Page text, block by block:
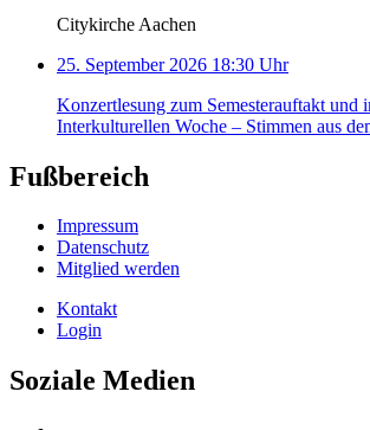
Citykirche Aachen
25. September 2026 18:30 Uhr
Konzertlesung zum Semesterauftakt und
Interkulturellen Woche – Stimmen aus
Fußbereich
Impressum
Datenschutz
Mitglied werden
Kontakt
Login
Soziale Medien